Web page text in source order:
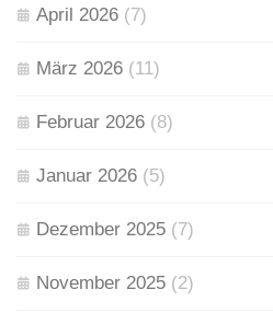
April 2026 (7)
März 2026 (11)
Februar 2026 (8)
Januar 2026 (5)
Dezember 2025 (7)
November 2025 (2)